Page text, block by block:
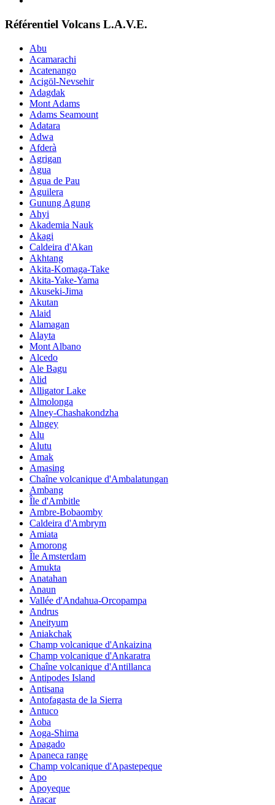
Référentiel Volcans L.A.V.E.
Abu
Acamarachi
Acatenango
Acigöl-Nevsehir
Adagdak
Mont Adams
Adams Seamount
Adatara
Adwa
Afderà
Agrigan
Agua
Agua de Pau
Aguilera
Gunung Agung
Ahyi
Akademia Nauk
Akagi
Caldeira d'Akan
Akhtang
Akita-Komaga-Take
Akita-Yake-Yama
Akuseki-Jima
Akutan
Alaid
Alamagan
Alayta
Mont Albano
Alcedo
Ale Bagu
Alid
Alligator Lake
Almolonga
Alney-Chashakondzha
Alngey
Alu
Alutu
Amak
Amasing
Chaîne volcanique d'Ambalatungan
Ambang
Île d'Ambitle
Ambre-Bobaomby
Caldeira d'Ambrym
Amiata
Amorong
Île Amsterdam
Amukta
Anatahan
Anaun
Vallée d'Andahua-Orcopampa
Andrus
Aneityum
Aniakchak
Champ volcanique d'Ankaizina
Champ volcanique d'Ankaratra
Chaîne volcanique d'Antillanca
Antipodes Island
Antisana
Antofagasta de la Sierra
Antuco
Aoba
Aoga-Shima
Apagado
Apaneca range
Champ volcanique d'Apastepeque
Apo
Apoyeque
Aracar